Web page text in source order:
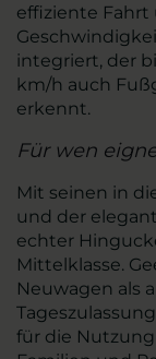
effiziente
integriert, der
km/h auch
erkennt.
Für wen
Mit seinen in
und der
echter
Mittelklasse.
Neuwagen als
für die